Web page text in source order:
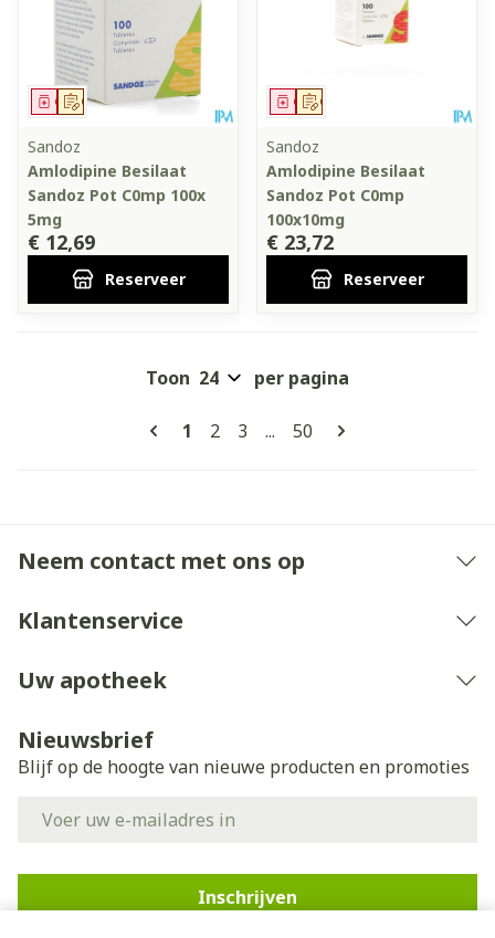
Op voorschrift
Geneesmiddel
Sandoz
Amlodipine Besilaat
Sandoz Pot C0mp 100x
5mg
€ 12,69
Reserveer
Op voorschrift
Geneesmiddel
Sandoz
Amlodipine Besilaat
Sandoz Pot C0mp
100x10mg
€ 23,72
Reserveer
Pagina's
U lees momenteel pagina
1 Pagina
2 Pagina
3 ... Pagina
50
Toon per pagina
Neem contact met ons op
Klantenservice
Uw apotheek
Nieuwsbrief
Blijf op de hoogte van nieuwe producten en promoties
Inschrijven